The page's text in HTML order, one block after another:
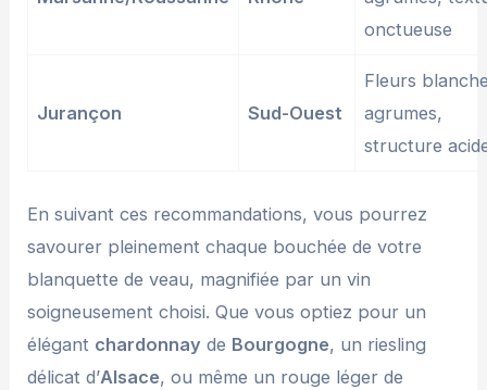
onctueuse
Jurançon Sud-Ouest
Fleurs
agrumes,
structure
En suivant ces recommandations, vous pourrez
savourer pleinement chaque bouchée de votre
blanquette de veau, magnifiée par un vin
soigneusement choisi. Que vous optiez pour un
élégant chardonnay de Bourgogne, un riesling
délicat d’Alsace, ou même un rouge léger de